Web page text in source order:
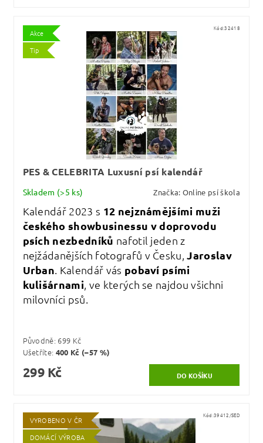
Akce
Tip
Kód:32418
PES & CELEBRITA Luxusní psí kalendář
Skladem (>5 ks) Značka: Online psí škola
Kalendář 2023 s 12 nejznámějšími muži
českého showbusinessu v doprovodu
psích nezbedníků nafotil jeden z
nejžádanějších fotografů v Česku,Jaroslav
Urban. Kalendář vás pobaví psími
kulišárnami, ve kterých se najdou všichni
milovníci psů.
Původně: 699 Kč
Ušetříte: 400 Kč (–57 %)
299 Kč
VYROBENO V ČR
DOMÁCÍ VÝROBA
Kód:39412/SED